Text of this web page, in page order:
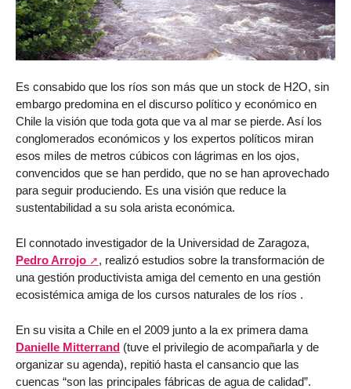
Es consabido que los ríos son más que un stock de H2O, sin
embargo predomina en el discurso político y económico en
Chile la visión que toda gota que va al mar se pierde. Así los
conglomerados económicos y los expertos políticos miran
esos miles de metros cúbicos con lágrimas en los ojos,
convencidos que se han perdido, que no se han aprovechado
para seguir produciendo. Es una visión que reduce la
sustentabilidad a su sola arista económica.
El connotado investigador de la Universidad de Zaragoza,
Pedro Arrojo
, realizó estudios sobre la transformación de
una gestión productivista amiga del cemento en una gestión
ecosistémica amiga de los cursos naturales de los ríos .
En su visita a Chile en el 2009 junto a la ex primera dama
Danielle Mitterrand (tuve el privilegio de acompañarla y de
organizar su agenda), repitió hasta el cansancio que las
cuencas “son las principales fábricas de agua de calidad”.